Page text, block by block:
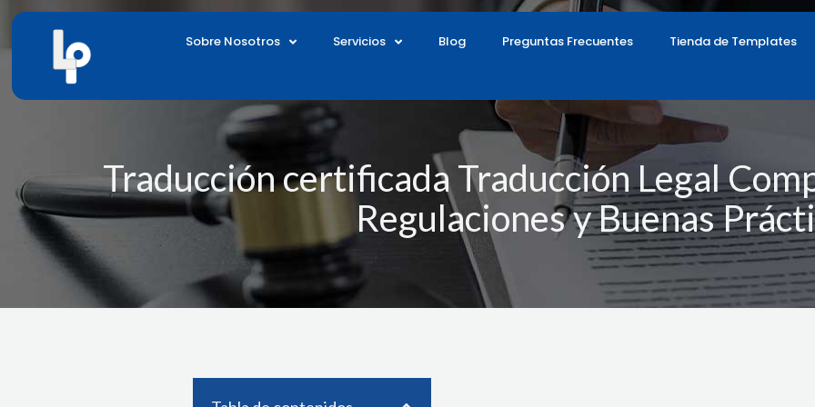
Sobre Nosotros Servicios Blog Preguntas Frecuentes Tienda de Templates
Traducción certificada Traducción Legal
Regulaciones y Buenas